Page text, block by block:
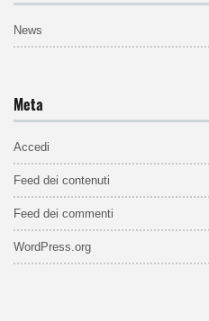
News
Meta
Accedi
Feed dei contenuti
Feed dei commenti
WordPress.org